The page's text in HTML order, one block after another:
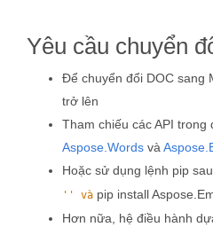
Yêu cầu chuyển
Để chuyển đổi DOC sang
trở lên
Tham chiếu các API
Aspose.Words và
Hoặc sử dụng lệnh pip sau
'' và pip install
Hơn nữa, hệ điều hành